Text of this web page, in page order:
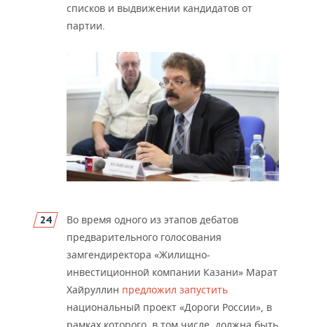
списков и выдвижении кандидатов от
партии.
Во время одного из этапов дебатов
предварительного голосования
замгендиректора «Жилищно-
инвестиционной компании Казани» Марат
Хайруллин предложил запустить
национальный проект «Дороги России», в